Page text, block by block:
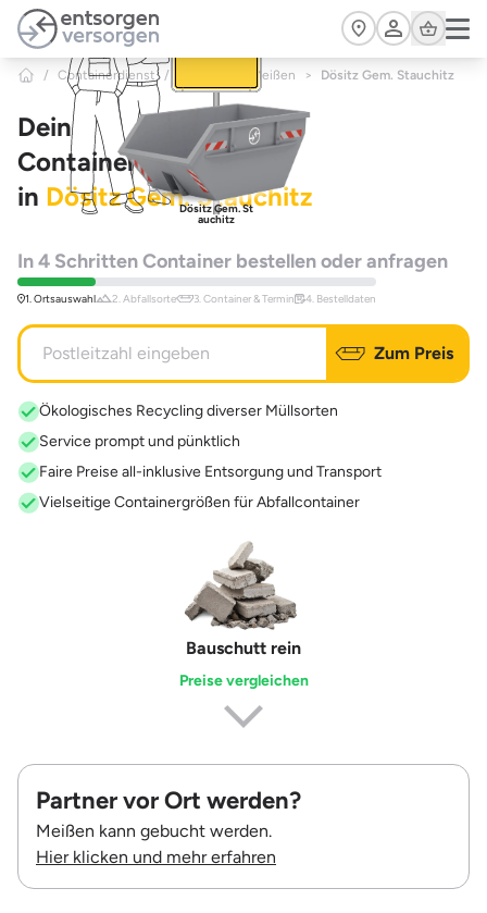
Zum Hauptinhalt springen
Cart
/ Containerdienst / Meißen > Dösitz Gem. Stauchitz
Dein
Containerdienst
in Dösitz Gem. Stauchitz
Dösitz Gem. St
auchitz
In 4 Schritten Container bestellen oder anfragen
1. Ortsauswahl 2. Abfallsorte 3. Container & Termin 4. Bestelldaten
Zum Preis
Ökologisches Recycling diverser Müllsorten
Service prompt und pünktlich
Faire Preise all-inklusive Entsorgung und Transport
Vielseitige Containergrößen für Abfallcontainer
Erdaushub
Preise vergleichen
Partner vor Ort werden?
Meißen kann gebucht werden.
Hier klicken und mehr erfahren